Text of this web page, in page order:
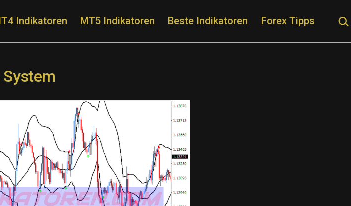
Indikatoren MT5 Indikatoren Beste Indikatoren Forex Tipps